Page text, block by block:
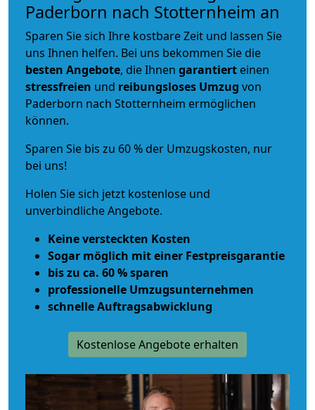
Paderborn nach Stotternheim an
Sparen Sie sich Ihre kostbare Zeit und lassen Sie
uns Ihnen helfen. Bei uns bekommen Sie die
besten Angebote, die Ihnen garantiert einen
stressfreien und reibungsloses Umzug von
Paderborn nach Stotternheim ermöglichen
können.
Sparen Sie bis zu 60 % der Umzugskosten, nur
bei uns!
Holen Sie sich jetzt kostenlose und
unverbindliche Angebote.
Keine versteckten Kosten
Sogar möglich mit einer Festpreisgarantie
bis zu ca. 60 % sparen
professionelle Umzugsunternehmen
schnelle Auftragsabwicklung
Kostenlose Angebote erhalten